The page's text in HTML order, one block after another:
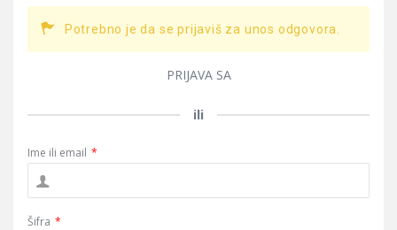
Potrebno je da se prijaviš za unos odgovora.
PRIJAVA SA
ili
Ime ili email *
Šifra *